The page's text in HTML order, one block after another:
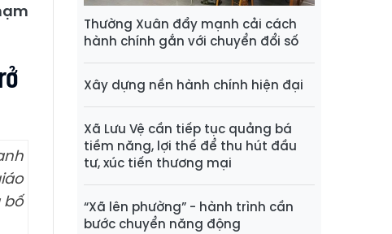
bố
Thường Xuân đẩy mạnh cải cách
hành chính gắn với chuyển đổi số
Xây dựng nền hành chính hiện đại
Xã Lưu Vệ cần tiếp tục quảng bá
tiềm năng, lợi thế để thu hút đầu
tư, xúc tiến thương mại
“Xã lên phường” - hành trình cần
bước chuyển năng động